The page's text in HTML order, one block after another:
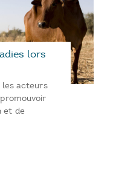
lors
les acteurs
et de